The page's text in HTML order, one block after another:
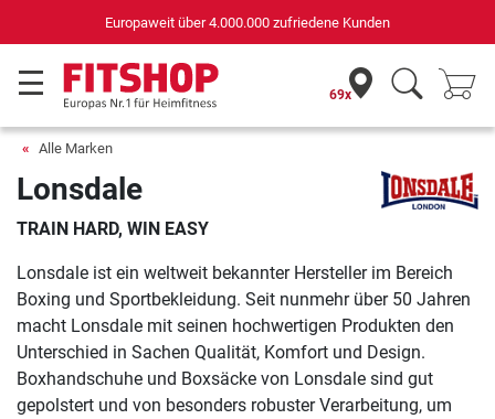
Europaweit über 4.000.000 zufriedene Kunden
69x
Alle Marken
Lonsdale
TRAIN HARD, WIN EASY
Lonsdale ist ein weltweit bekannter Hersteller im Bereich
Boxing und Sportbekleidung. Seit nunmehr über 50 Jahren
macht Lonsdale mit seinen hochwertigen Produkten den
Unterschied in Sachen Qualität, Komfort und Design.
Boxhandschuhe und Boxsäcke von Lonsdale sind gut
gepolstert und von besonders robuster Verarbeitung, um